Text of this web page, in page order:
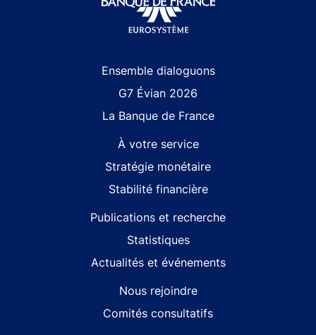
Ensemble dialoguons
G7 Évian 2026
La Banque de France
À votre service
Stratégie monétaire
Stabilité financière
Publications et recherche
Statistiques
Actualités et événements
Nous rejoindre
Comités consultatifs